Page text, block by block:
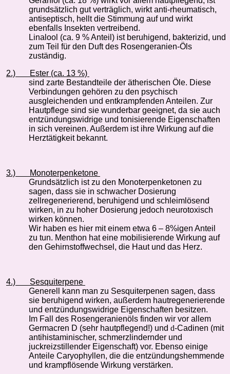
grundsätzlich gut verträglich, wirkt anti-rheumatisch,
antiseptisch, hellt die Stimmung auf und wirkt
ebenfalls Insekten vertreibend.
Linalool (ca. 9 % Anteil) ist beruhigend, bakterizid, und
zum Teil für den Duft des Rosengeranien-Öls
zuständig.
2.)
Ester (ca. 13 %)
sind zarte Bestandteile der ätherischen Öle. Diese
Verbindungen gehören zu den psychisch
ausgleichenden und entkrampfenden Anteilen. Zur
Hautpflege sind sie wunderbar geeignet, da sie auch
entzündungswidrige und tonisierende Eigenschaften
in sich vereinen. Außerdem ist ihre Wirkung auf die
Herztätigkeit bekannt.
3.)
Monoterpenketone
Grundsätzlich ist zu den Monoterpenketonen zu
sagen, dass sie in schwacher Dosierung
zellregenerierend, beruhigend und schleimlösend
wirken, in zu hoher Dosierung jedoch neurotoxisch
wirken können.
Wir haben es hier mit einem etwa 6 – 8%igen Anteil
zu tun. Menthon hat eine mobilisierende Wirkung auf
den Gehirnstoffwechsel, die Haut und das Herz.
4.)
Sesquiterpene
Generell kann man zu Sesquiterpenen sagen, dass
sie beruhigend wirken, außerdem hautregenerierende
und entzündungswidrige Eigenschaften besitzen.
Im Fall des Rosengeranienöls finden wir vor allem
Germacren D (sehr hautpflegend!) und d-Cadinen (mit
antihistaminischer, schmerzlindernder und
juckreizstillender Eigenschaft) vor. Ebenso einige
Anteile Caryophyllen, die die entzündungshemmende
und krampflösende Wirkung verstärken.